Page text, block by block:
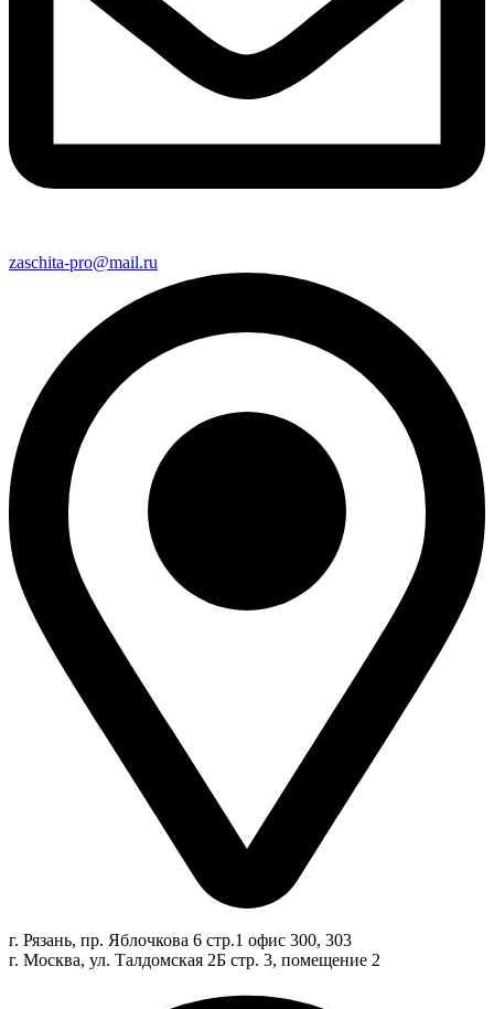
zaschita-pro@mail.ru
г. Рязань, пр. Яблочкова 6 стр.1 офис 300, 303
г. Москва, ул. Талдомская 2Б стр. 3, помещение 2